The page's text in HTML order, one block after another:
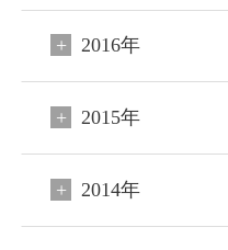
2016年
2015年
2014年